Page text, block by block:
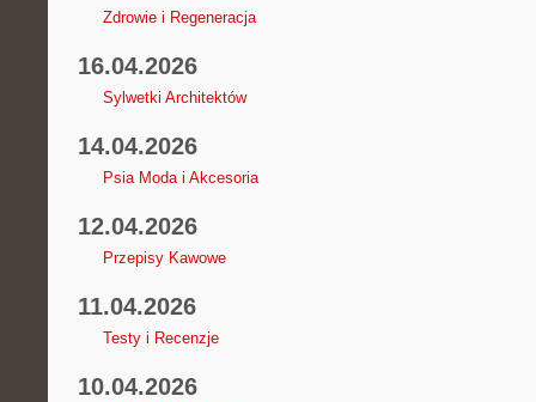
Zdrowie i Regeneracja
16.04.2026
Sylwetki Architektów
14.04.2026
Psia Moda i Akcesoria
12.04.2026
Przepisy Kawowe
11.04.2026
Testy i Recenzje
10.04.2026